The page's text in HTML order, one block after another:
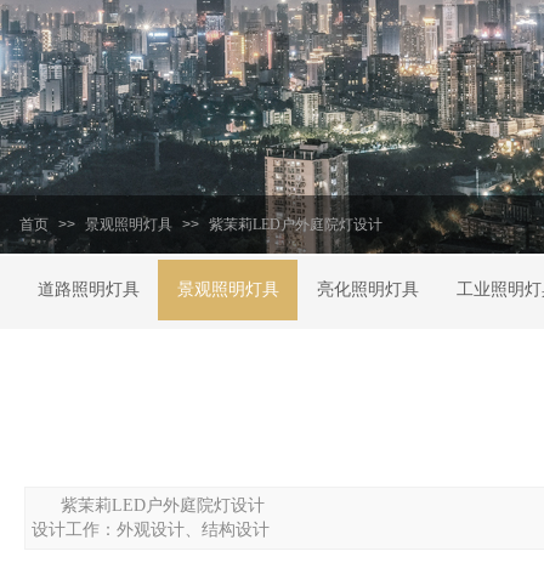
首页 >> 景观照明灯具 >> 紫茉莉LED户外庭院灯设计
道路照明灯具 景观照明灯具 亮化照明灯具 工业照明灯
紫茉莉LED户外庭院灯设计
设计工作：外观设计、结构设计